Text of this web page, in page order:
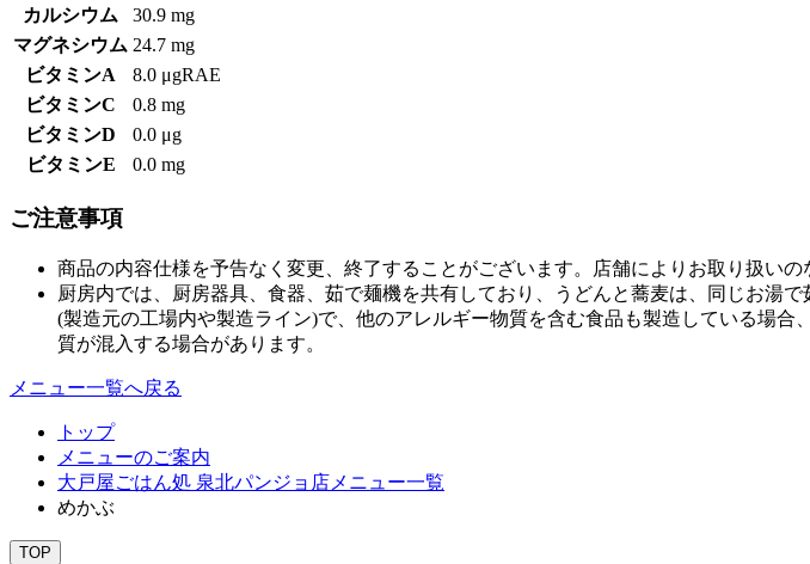
カルシウム
30.9 mg
マグネシウム 24.7 mg
ビタミンA
8.0 μgRAE
ビタミンC
0.8 mg
ビタミンD
0.0 μg
ビタミンE
0.0 mg
ご注意事項
商品の内容仕様を予告なく変更、終了することがございます。店舗によりお取り扱いの
厨房内では、厨房器具、食器、茹で麺機を共有しており、うどんと蕎麦は、同じお湯
(製造元の工場内や製造ライン)で、他のアレルギー物質を含む食品も製造している場
質が混入する場合があります。
メニュー一覧へ戻る
トップ
メニューのご案内
大戸屋ごはん処 泉北パンジョ店メニュー一覧
めかぶ
TOP